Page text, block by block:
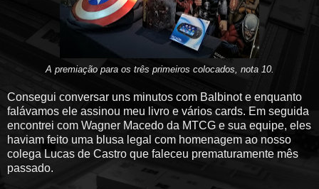
A premiação para os três primeiros colocados, nota 10.
Consegui conversar uns minutos com Balbinot e enquanto
falávamos ele assinou meu livro e vários cards. Em seguida
encontrei com Wagner Macedo da MTCG e sua equipe, eles
haviam feito uma blusa legal com homenagem ao nosso
colega Lucas de Castro que faleceu prematuramente mês
passado.